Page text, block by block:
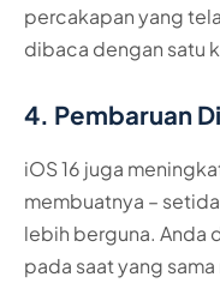
percakapan yang
dibaca dengan satu
4. Pembaruan
iOS 16 juga
membuatnya –
lebih berguna. Anda
pada saat yang